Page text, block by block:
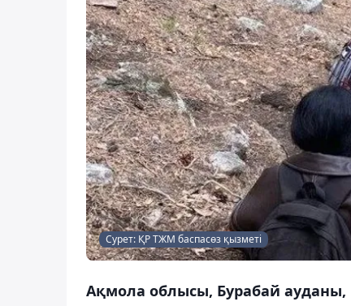
Сурет: ҚР ТЖМ баспасөз қызметі
Ақмола облысы, Бурабай ауданы,